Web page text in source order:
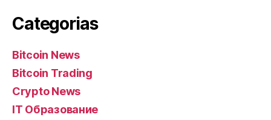
Categorias
Bitcoin News
Bitcoin Trading
Crypto News
IT Образование